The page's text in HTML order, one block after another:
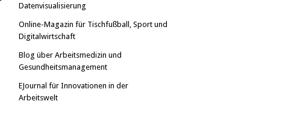
Datenvisualisierung
Online-Magazin für Tischfußball, Sport und
Digitalwirtschaft
Blog über Arbeitsmedizin und
Gesundheitsmanagement
EJournal für Innovationen in der
Arbeitswelt